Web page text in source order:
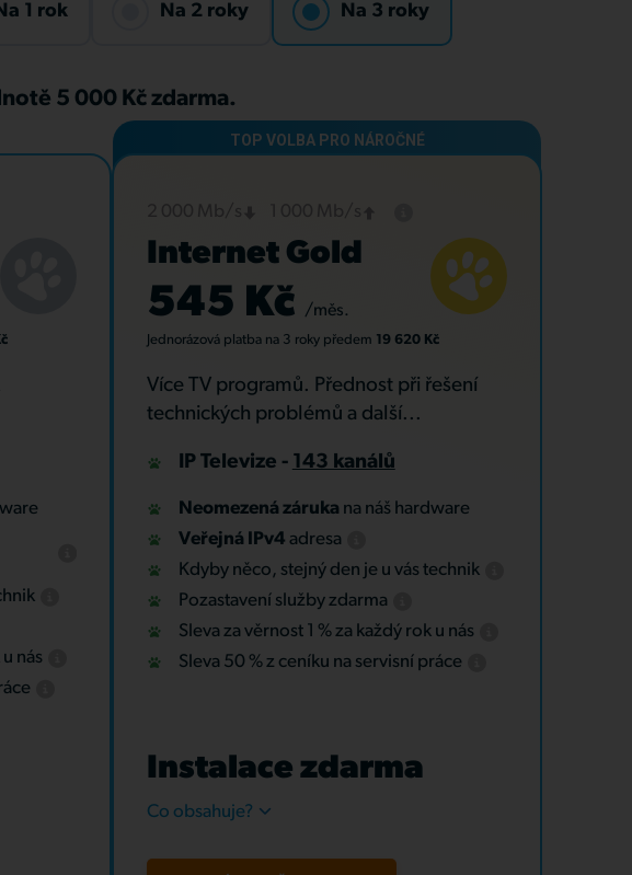
1 rok Na 2 roky Na 3 roky
5 000 Kč zdarma.
nás
Internet Gold
545 Kč /měs.
Jednorázová platba na 3 rokypředem 19 620 Kč
Více TV programů. Přednost při řešení
technických problémů a další...
IP Televize - 143 kanálů
Neomezená záruka na náš hardware
Veřejná IPv4 adresa
Kdyby něco, stejný den je u vás technik
Pozastavení služby zdarma
Sleva za věrnost 1 % za každý rok u nás
Sleva 50 % z ceníku na servisní práce
Instalace zdarma
Co obsahuje?